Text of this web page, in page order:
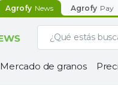
Agrofy News Agrofy Pay
Mercado de granos